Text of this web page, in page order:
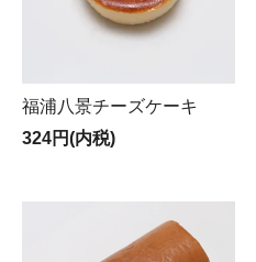
福浦八景チーズケーキ
324円(内税)